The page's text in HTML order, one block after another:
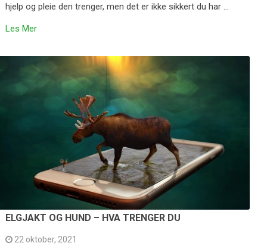
hjelp og pleie den trenger, men det er ikke sikkert du har …
Les Mer
ELGJAKT OG HUND – HVA TRENGER DU
22 oktober, 2021